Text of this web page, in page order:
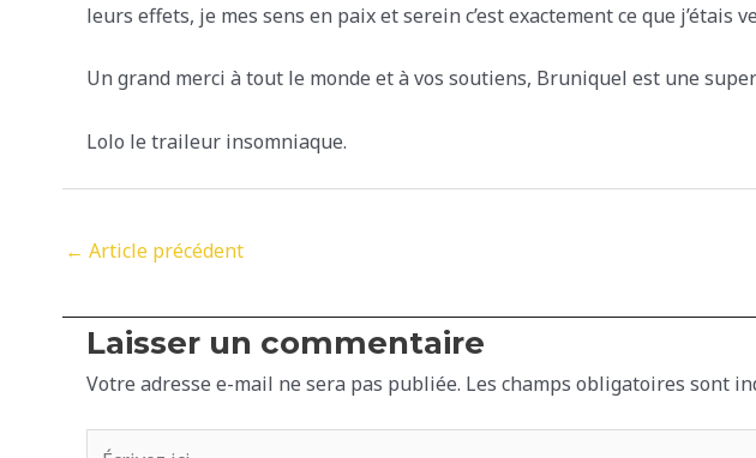
leurs effets, je mes sens en paix et serein c’est exactement ce que j’étais
Un grand merci à tout le monde et à vos soutiens, Bruniquel est une
Lolo le traileur insomniaque.
Navigation
← Article précédent
Laisser un commentaire
Votre adresse e-mail ne sera pas publiée. Les champs obligatoires sont
Écrivez